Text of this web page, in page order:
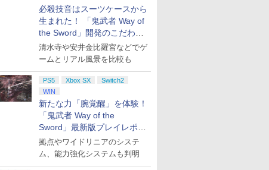
必殺技音はスーツケースから
生まれた！ 「鬼武者 Way of
the Sword」開発のこだわり
を目撃！
清水寺や安井金比羅宮などでゲ
ームとリアル風景を比較も
PS5 Xbox SX
Switch2
WIN
新たな力「腕覚醒」を体験！
「鬼武者 Way of the
Sword」最新版プレイレポー
ト
拠点やワイドリニアのシステ
ム、能力強化システムも判明